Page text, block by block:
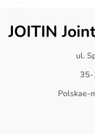
JOITIN
ul.
35-
Polskae-